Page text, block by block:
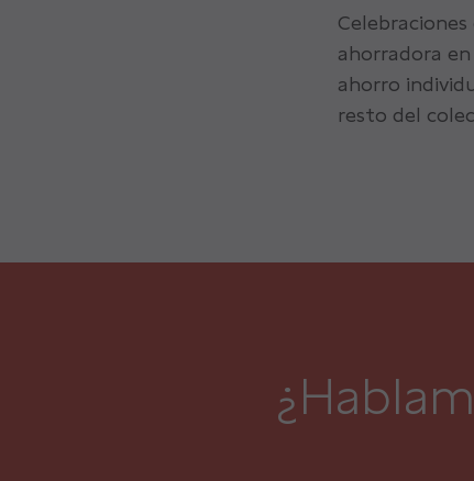
ahorradora
ahorro
resto del